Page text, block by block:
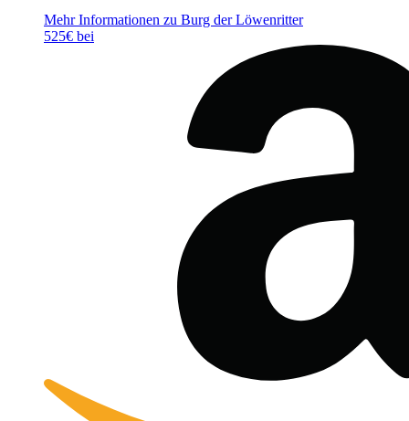
Mehr Informationen zu Burg der Löwenritter
525€ bei